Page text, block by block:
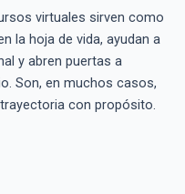
virtuales sirven como
la hoja de vida, ayudan a
y abren puertas a
Son, en muchos casos,
con propósito.